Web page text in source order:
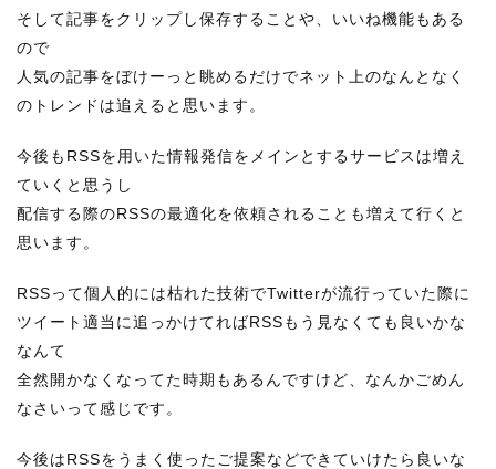
そして記事をクリップし保存することや、いいね機能もある
ので
人気の記事をぼけーっと眺めるだけでネット上のなんとなく
のトレンドは追えると思います。
今後もRSSを用いた情報発信をメインとするサービスは増え
ていくと思うし
配信する際のRSSの最適化を依頼されることも増えて行くと
思います。
RSSって個人的には枯れた技術でTwitterが流行っていた際に
ツイート適当に追っかけてればRSSもう見なくても良いかな
なんて
全然開かなくなってた時期もあるんですけど、なんかごめん
なさいって感じです。
今後はRSSをうまく使ったご提案などできていけたら良いな